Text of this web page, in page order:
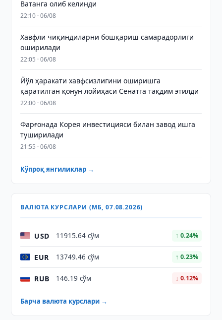
Ватанга олиб келинди
22:10 · 06/08
Хавфли чиқиндиларни бошқариш самарадорлиги
оширилади
22:05 · 06/08
Йўл ҳаракати хавфсизлигини оширишга
қаратилган қонун лойиҳаси Сенатга тақдим этилди
22:00 · 06/08
Фарғонада Корея инвестицияси билан завод ишга
туширилади
21:55 · 06/08
Кўпроқ янгиликлар →
ВАЛЮТА КУРСЛАРИ (МБ, 07.08.2026)
USD 11915.64 сўм ↑ 0.24%
EUR 13749.46 сўм ↑ 0.23%
RUB 146.19 сўм ↓ 0.12%
Барча валюта курслари →